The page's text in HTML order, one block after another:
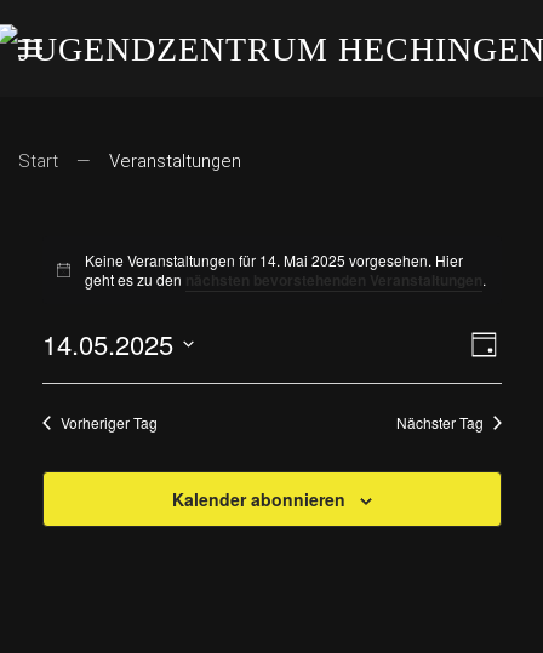
Start Veranstaltungen
Keine Veranstaltungen für 14. Mai 2025 vorgesehen. Hier
geht es zu den
.
Tag
14.05.2025
Datum
Vorheriger Tag Nächster Tag
Kalender abonnieren